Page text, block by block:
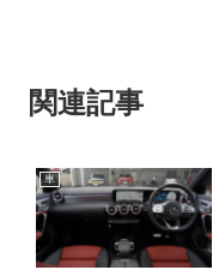
関連記事
車